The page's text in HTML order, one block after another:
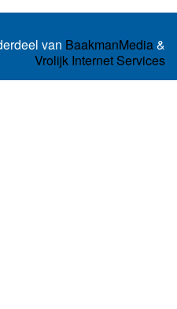
van BaakmanMedia&
Vrolijk Internet Services